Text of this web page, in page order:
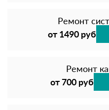
Ремонт
от 1490 руб
Ремонт
от 700 руб